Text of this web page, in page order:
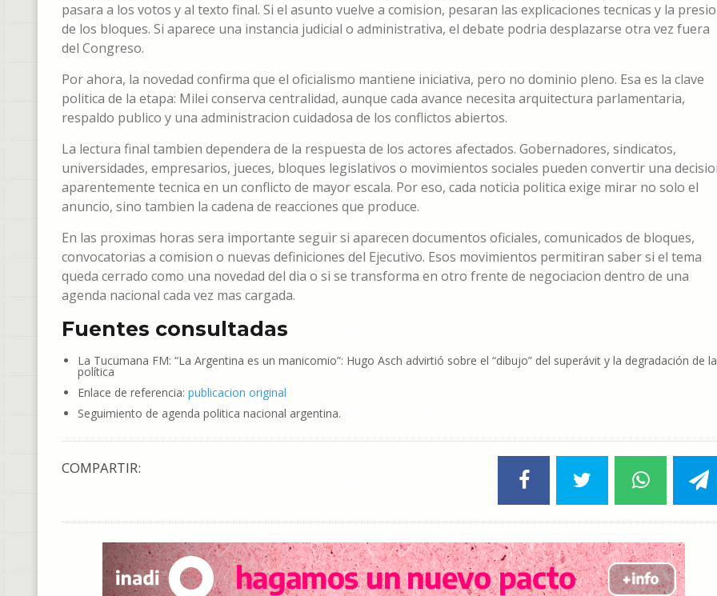
pasara a los votos y al texto final. Si el asunto vuelve a comision, pesaran las explicaciones tecnicas y la
de los bloques. Si aparece una instancia judicial o administrativa, el debate podria desplazarse otra vez fuera
del Congreso.
Por ahora, la novedad confirma que el oficialismo mantiene iniciativa, pero no dominio pleno. Esa es la clave
politica de la etapa: Milei conserva centralidad, aunque cada avance necesita arquitectura parlamentaria,
respaldo publico y una administracion cuidadosa de los conflictos abiertos.
La lectura final tambien dependera de la respuesta de los actores afectados. Gobernadores, sindicatos,
universidades, empresarios, jueces, bloques legislativos o movimientos sociales pueden convertir una
aparentemente tecnica en un conflicto de mayor escala. Por eso, cada noticia politica exige mirar no solo el
anuncio, sino tambien la cadena de reacciones que produce.
En las proximas horas sera importante seguir si aparecen documentos oficiales, comunicados de bloques,
convocatorias a comision o nuevas definiciones del Ejecutivo. Esos movimientos permitiran saber si el tema
queda cerrado como una novedad del dia o si se transforma en otro frente de negociacion dentro de una
agenda nacional cada vez mas cargada.
Fuentes consultadas
La Tucumana FM: “La Argentina es un manicomio”: Hugo Asch advirtió sobre el “dibujo” del superávit y la degradación de la
política
Enlace de referencia: publicacion original
Seguimiento de agenda politica nacional argentina.
COMPARTIR: